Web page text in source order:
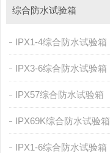
综合防水试验箱
IPX1-4综合防水试验箱
IPX3-6综合防水试验箱
IPX57综合防水试验箱
IPX69K综合防水试验箱
IPX1-6综合防水试验箱